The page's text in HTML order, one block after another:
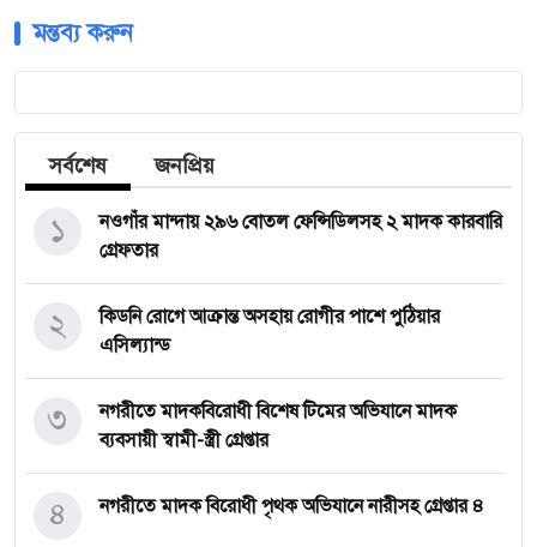
মন্তব্য করুন
সর্বশেষ জনপ্রিয়
নওগাঁর মান্দায় ২৯৬ বোতল ফেন্সিডিলসহ ২ মাদক কারবারি
গ্রেফতার
১
কিডনি রোগে আক্রান্ত অসহায় রোগীর পাশে পুঠিয়ার
এসিল্যান্ড
২
নগরীতে মাদকবিরোধী বিশেষ টিমের অভিযানে মাদক
ব্যবসায়ী স্বামী-স্ত্রী গ্রেপ্তার
৩
নগরীতে মাদক বিরোধী পৃথক অভিযানে নারীসহ গ্রেপ্তার ৪
৪